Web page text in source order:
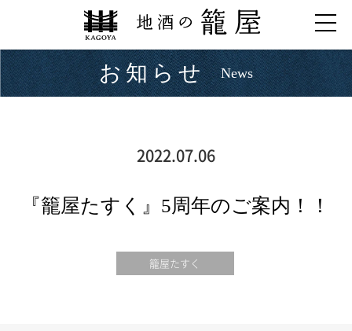
お知らせ News
2022.07.06
『籠屋たすく』5周年のご案内！！
籠屋たすく